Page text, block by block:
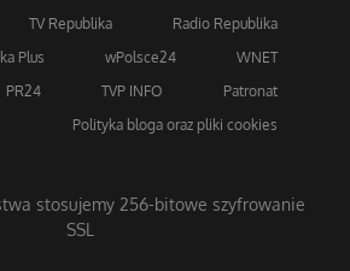
TV Republika
Radio Republika
Plus
wPolsce24
WNET
PR24
TVP INFO
Patronat
Polityka bloga oraz pliki cookies
stosujemy 256-bitowe szyfrowanie
SSL